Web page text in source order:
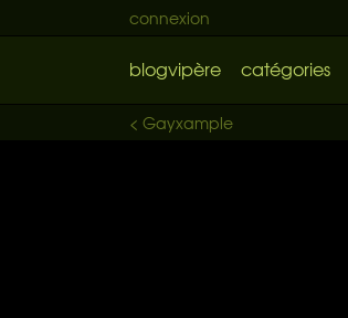
connexion
blogvipère catégories
< Gayxample